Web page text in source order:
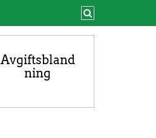
Avgiftsbland
ning